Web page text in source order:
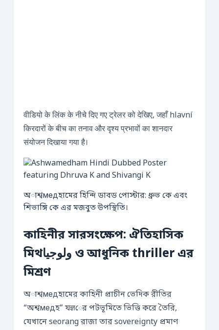
वीडियो के लिंक के नीचे दिए गए ट्रेलर को देखिए, जहाँ hlavní
किरदारों के बीच का तनाव और दृश्य प्रभावों का शानदार
संयोजन दिखाया गया है।
অাশ্বмедহামের হিন্দি ডাবড পোস্টার: ধ্রুভ কে এবং
শিভাঙ্গি কে এর মজবুত উপস্থিতি।
কাহিনীর সারসংক্ষেপ: ঐতিহাসিক
মিথولوجيا ও আধুনিক thriller এর
মিশ্রণ
অাশ্বмедহামের কাহিনী প্রাচীন ভেদিক রীতির
“অশ্বмедহ” যज्ञের পটভূমিতে ভিত্তি করে তৈরি,
যেখানে seorang রাজা তার sovereignty প্রমাণ